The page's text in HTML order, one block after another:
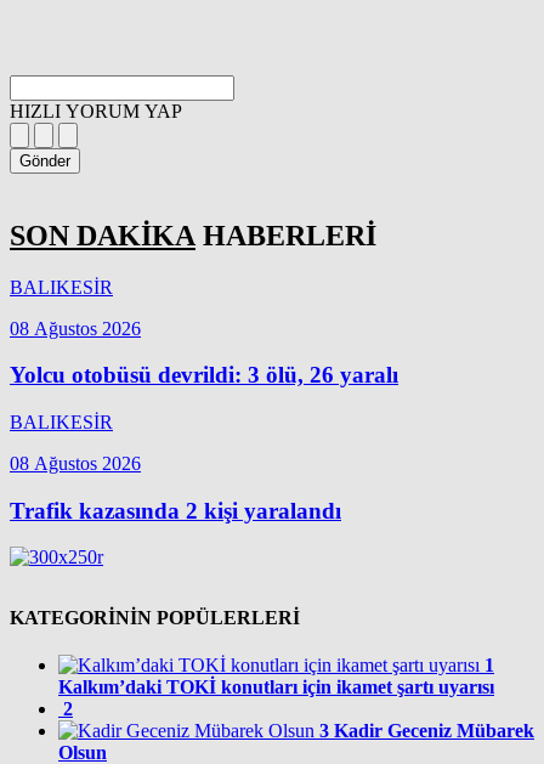
HIZLI YORUM YAP
Gönder
SON DAKİKA HABERLERİ
BALIKESİR
08 Ağustos 2026
Yolcu otobüsü devrildi: 3 ölü, 26 yaralı
BALIKESİR
08 Ağustos 2026
Trafik kazasında 2 kişi yaralandı
KATEGORİNİN POPÜLERLERİ
1
Kalkım’daki TOKİ konutları için ikamet şartı uyarısı
2
3 Kadir Geceniz Mübarek
Olsun